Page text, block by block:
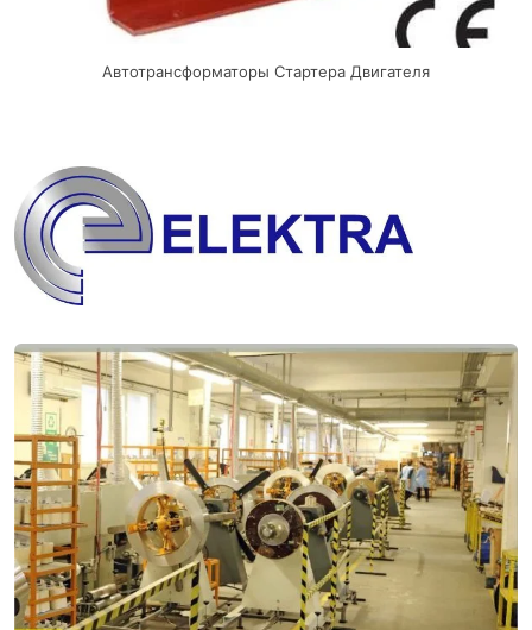
Автотрансформаторы Стартера Двигателя